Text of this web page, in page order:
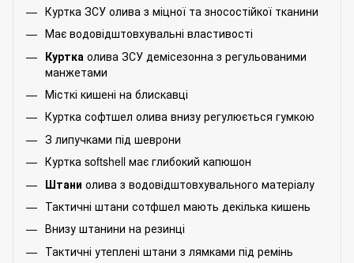
Куртка ЗСУ олива з міцної та зносостійкої тканини
Має водовідштовхувальні властивості
Куртка олива ЗСУ демісезонна з регульованими
манжетами
Місткі кишені на блискавці
Куртка софтшел олива внизу регулюється гумкою
З липучками під шеврони
Куртка softshell має глибокий капюшон
Штани олива з водовідштовхувального матеріалу
Тактичні штани сотфшел мають декілька кишень
Внизу штанини на резинці
Тактичні утеплені штани з лямками під ремінь